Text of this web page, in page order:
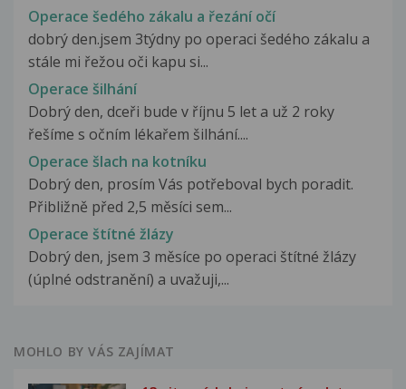
Operace šedého zákalu a řezání očí
dobrý den.jsem 3týdny po operaci šedého zákalu a
stále mi řežou oči kapu si...
Operace šilhání
Dobrý den, dceři bude v říjnu 5 let a už 2 roky
řešíme s očním lékařem šilhání....
Operace šlach na kotníku
Dobrý den, prosím Vás potřeboval bych poradit.
Přibližně před 2,5 měsíci sem...
Operace štítné žlázy
Dobrý den, jsem 3 měsíce po operaci štítné žlázy
(úplné odstranění) a uvažuji,...
MOHLO BY VÁS ZAJÍMAT